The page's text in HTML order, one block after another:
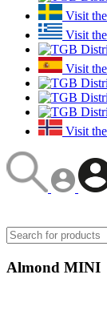
Visit
Visit
Visit
Visit
Almond MINI